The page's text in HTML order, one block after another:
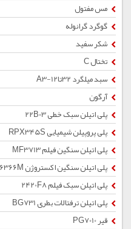
مس مفتول
گوگرد گرانوله
شکر سفید
تختال C
سبد میلگرد 32تا12-A3
آرگون
پلی اتیلن سبک خطی 22B03
پلی پروپیلن شیمیایی RPX345S
پلی اتیلن سنگین فیلم MF3713
پلی اتیلن سنگین اکستروژن 6366M
پلی اتیلن سبک فیلم 2420F8
پلی اتیلن ترفتالات بطری BG731
قیر PG7010